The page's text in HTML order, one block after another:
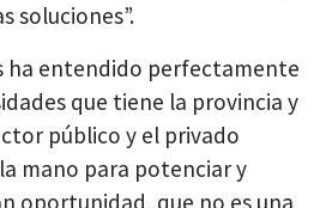
soluciones”.
ha entendido perfectamente
que tiene la provincia y
público y el privado
mano para potenciar y
oportunidad, que no es una